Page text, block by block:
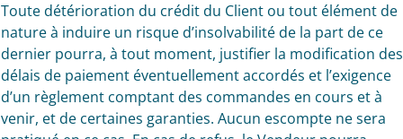
Toute détérioration du crédit du Client ou tout élément de
nature à induire un risque d’insolvabilité de la part de ce
dernier pourra, à tout moment, justifier la modification des
délais de paiement éventuellement accordés et l’exigence
d’un règlement comptant des commandes en cours et à
venir, et de certaines garanties. Aucun escompte ne sera